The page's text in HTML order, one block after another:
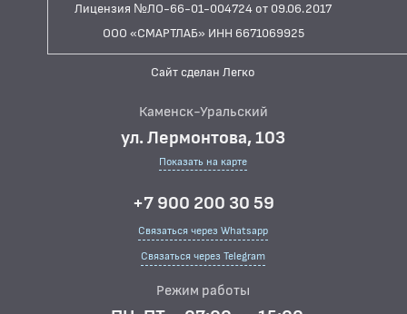
Лицензия №ЛО-66-01-004724 от 09.06.2017
ООО «СМАРТЛАБ» ИНН 6671069925
Сайт сделан Легко
Каменск-Уральский
ул. Лермонтова, 103
Показать на карте
+7 900 200 30 59
Связаться через Whatsapp
Связаться через Telegram
Режим работы